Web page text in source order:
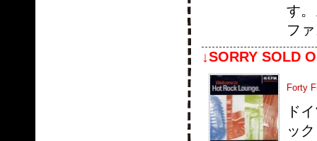
す
フ
↓SORRY SOLD
Forty
ド
ッ